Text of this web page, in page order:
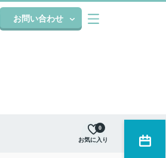
お問い合わせ
お気に入り
0